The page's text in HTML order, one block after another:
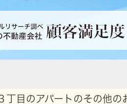
丁目のアパートのその他の